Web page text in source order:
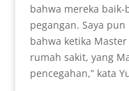
bahwa mereka
pegangan. Saya
bahwa ketika
rumah sakit, yang
pencegahan,” kata